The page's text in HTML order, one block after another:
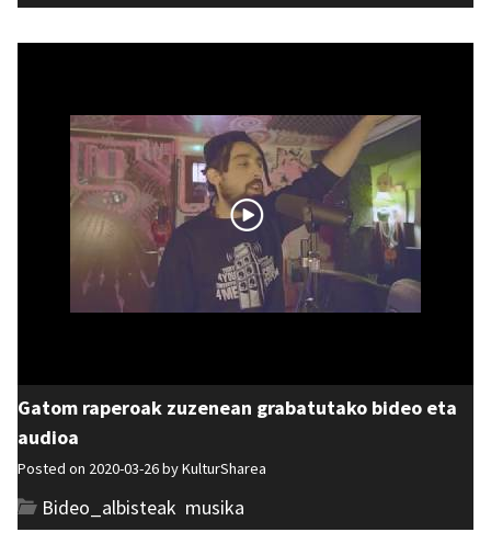
Gatom raperoak zuzenean grabatutako bideo eta
audioa
Posted on 2020-03-26 byKulturSharea
Bideo_albisteak musika